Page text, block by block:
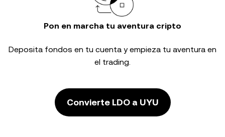
Pon en marcha tu aventura cripto
Deposita fondos en tu cuenta y empieza tu aventura en
el trading.
Convierte LDO a UYU